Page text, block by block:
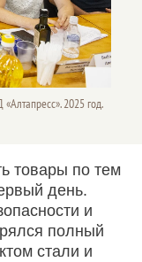
2025 год.
товары по тем
день.
и
полный
стали и